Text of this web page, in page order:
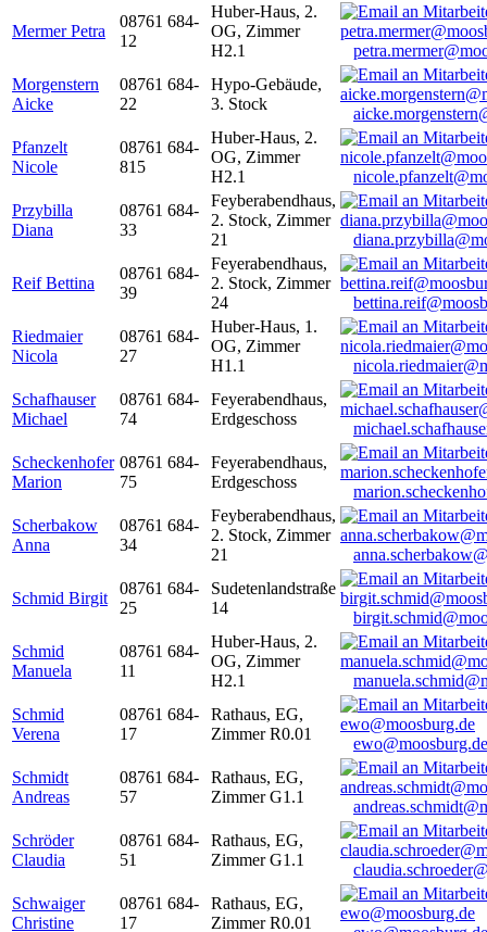
Mermer Petra
08761 684-
12
Huber-Haus, 2.
OG, Zimmer
H2.1
Morgenstern
Aicke
08761 684-
22
Hypo-Gebäude,
3. Stock
Pfanzelt
Nicole
08761 684-
815
Huber-Haus, 2.
OG, Zimmer
H2.1
Przybilla
Diana
08761 684-
33
Feyberabendhaus,
2. Stock, Zimmer
21
Reif Bettina
08761 684-
39
Feyerabendhaus,
2. Stock, Zimmer
24
Riedmaier
Nicola
08761 684-
27
Huber-Haus, 1.
OG, Zimmer
H1.1
Schafhauser
Michael
08761 684-
74
Feyerabendhaus,
Erdgeschoss
Scheckenhofer
Marion
08761 684-
75
Feyerabendhaus,
Erdgeschoss
Scherbakow
Anna
08761 684-
34
Feyberabendhaus,
2. Stock, Zimmer
21
Schmid Birgit
08761 684-
25
Sudetenlandstraße
14
Schmid
Manuela
08761 684-
11
Huber-Haus, 2.
OG, Zimmer
H2.1
Schmid
Verena
08761 684-
17
Rathaus, EG,
Zimmer R0.01
ewo@moosburg.de
Schmidt
Andreas
08761 684-
57
Rathaus, EG,
Zimmer G1.1
Schröder
Claudia
08761 684-
51
Rathaus, EG,
Zimmer G1.1
Schwaiger
Christine
08761 684-
17
Rathaus, EG,
Zimmer R0.01